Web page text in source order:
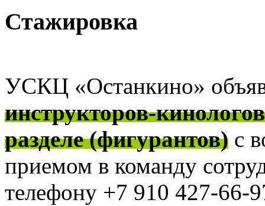
Стажировка
УСКЦ «Останкино»
инструкторов-
разделе (фигурантов) с
приемом в команду
телефону +7 910 427-66-